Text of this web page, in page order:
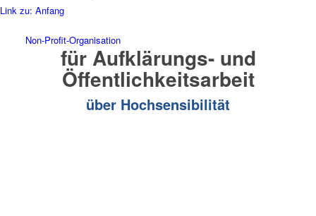
Link zu: Anfang
Non-Profit-Organisation
für Aufklärungs- und
Öffentlichkeitsarbeit
über Hochsensibilität